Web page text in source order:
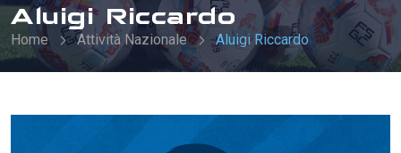
Aluigi Riccardo
Home Attività Nazionale Aluigi Riccardo